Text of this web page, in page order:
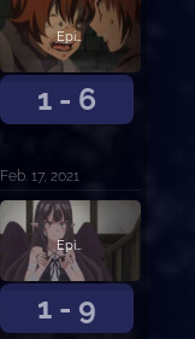
1 - 6
Episodio 6
Feb. 17, 2021
1 - 9
Episodio 9